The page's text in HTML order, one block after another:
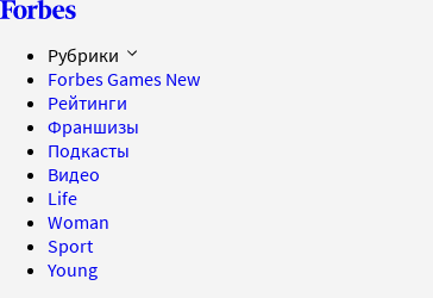
Рубрики
Forbes Games New
Рейтинги
Франшизы
Подкасты
Видео
Life
Woman
Sport
Young